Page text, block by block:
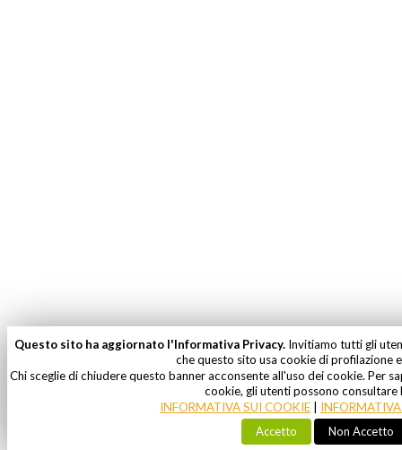
Questo sito ha aggiornato l'Informativa Privacy.Invitiamo tutti gli
che questo sito usa cookie di profilazione
Chi sceglie di chiudere questo banner acconsente all'uso dei cookie. Per
cookie, gli utenti possono consultare
INFORMATIVA SUI COOKIE
Accetto
Non Accetto